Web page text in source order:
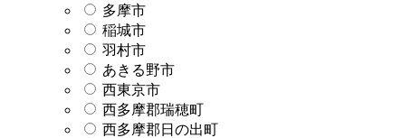
多摩市
稲城市
羽村市
あきる野市
西東京市
西多摩郡瑞穂町
西多摩郡日の出町